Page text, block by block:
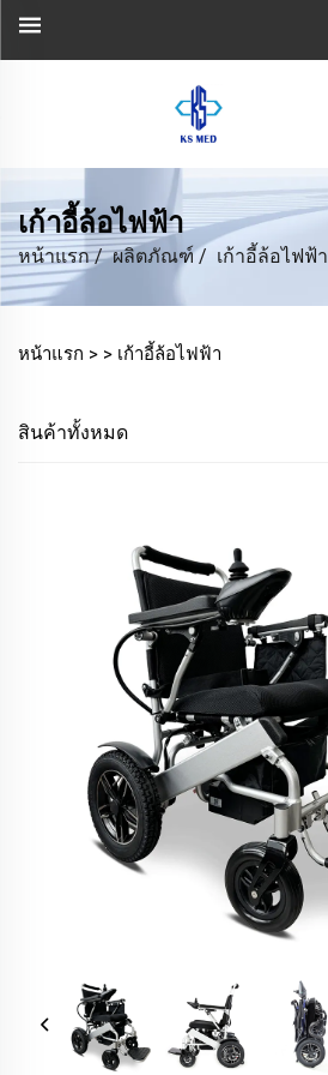
เก้าอี้ล้อไฟฟ้า
หน้าแรก/ผลิตภัณฑ์/ เก้าอี้ล้อไฟฟ้า
หน้าแรก > > เก้าอี้ล้อไฟฟ้า
สินค้าทั้งหมด